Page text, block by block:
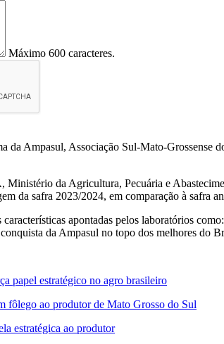
Máximo 600 caracteres.
da Ampasul, Associação Sul-Mato-Grossense
da Agricultura, Pecuária e
da safra 2023/2024, em comparação à safra
características apontadas pelos laboratórios
da Ampasul no topo dos melhores do
papel estratégico no agro brasileiro
fôlego ao produtor de Mato Grosso do Sul
estratégica ao produtor